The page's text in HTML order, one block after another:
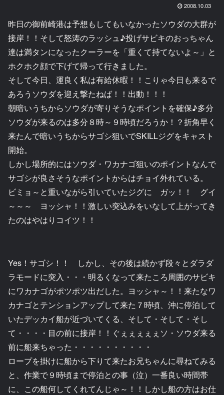
2008.10.03
昨日の御前崎港は予想もしてもいなかったソウダの大群が
接岸！！そして怒涛のラッシュ♪投げサビキのおっちゃん
達は満タンになったクーラーを「重くて持てないよ～」と
ホクホク顔で下げて帰って行きました。
そして今日、運良く私は有給休暇！！こりゃ今日も来るで
あろうソウダを迎え撃たねば！！出動！！！
朝暗いうちからソウダが寄りそうなポイントを確保♪多分
ソウダが来るのは多分８時～９時頃だろうか！？折角早く
来たんで暗いうちからサゴシ狙いでSKILLジグをキャスト
開始。
しかし場所的にはソウダ・ワカナゴ狙いのポイントなんで
サゴシが良さそうなポイントからはチョイ外れている。
ビミョ～と重いながら引いていたジグに ガッ！！ グイ
～～～ ヨッシャ！！激しい突込みをいなして上がってき
たのはやはりコイツ！！
Yes！サゴシ！！ しかし、その後は続かず段々とダラダ
ラモードに突入・・・明るくなって来たころ周囲のサビキ
にワカナゴがポツポツ出だした。ヨッシャ～！！来たなワ
カナゴとテンションアップして来た７時頃、沖に停泊して
いたデッカイ船が近づいてくる、そして・そして・そし
て・・・・目の前に接岸！！ぐぇぇぇぇぇソ・ソウダ来る
前に船来ちゃった・・・・・・・・・・
ロープを掛けに船から下りて来たお兄ちゃんに尋ねてみる
と、作業で９時頃まで停泊との事（泣）一番良い時間帯
に、この船何してくれてんじゃ～！！しかし船の方はお仕